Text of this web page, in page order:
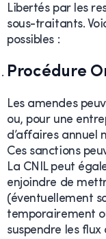
Libertés par les
sous-traitants.
possibles :
Procédure
Les amendes
ou, pour une
d’affaires annuel
Ces sanctions
La CNIL peut
enjoindre de
(éventuellement
temporairement
suspendre les